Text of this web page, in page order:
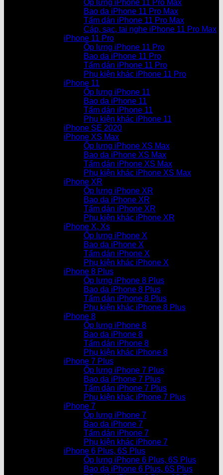
Ốp lưng iPhone 11 Pro Max
Bao da iPhone 11 Pro Max
Tấm dán iPhone 11 Pro Max
Cáp, sạc, tai nghe iPhone 11 Pro Max
iPhone 11 Pro
Ốp lưng iPhone 11 Pro
Bao da iPhone 11 Pro
Tấm dán iPhone 11 Pro
Phụ kiện khác iPhone 11 Pro
iPhone 11
Ốp lưng iPhone 11
Bao da iPhone 11
Tấm dán iPhone 11
Phụ kiện khác iPhone 11
iPhone SE 2020
iPhone XS Max
Ốp lưng iPhone XS Max
Bao da iPhone XS Max
Tấm dán iPhone XS Max
Phụ kiện khác iPhone XS Max
iPhone XR
Ốp lưng iPhone XR
Bao da iPhone XR
Tấm dán iPhone XR
Phụ kiện khác iPhone XR
iPhone X, Xs
Ốp lưng iPhone X
Bao da iPhone X
Tấm dán iPhone X
Phụ kiện khác iPhone X
iPhone 8 Plus
Ốp lưng iPhone 8 Plus
Bao da iPhone 8 Plus
Tấm dán iPhone 8 Plus
Phụ kiện khác iPhone 8 Plus
iPhone 8
Ốp lưng iPhone 8
Bao da iPhone 8
Tấm dán iPhone 8
Phụ kiện khác iPhone 8
iPhone 7 Plus
Ốp lưng iPhone 7 Plus
Bao da iPhone 7 Plus
Tấm dán iPhone 7 Plus
Phụ kiện khác iPhone 7 Plus
iPhone 7
Ốp lưng iPhone 7
Bao da iPhone 7
Tấm dán iPhone 7
Phụ kiện khác iPhone 7
iPhone 6 Plus, 6S Plus
Ốp lưng iPhone 6 Plus, 6S Plus
Bao da iPhone 6 Plus, 6S Plus